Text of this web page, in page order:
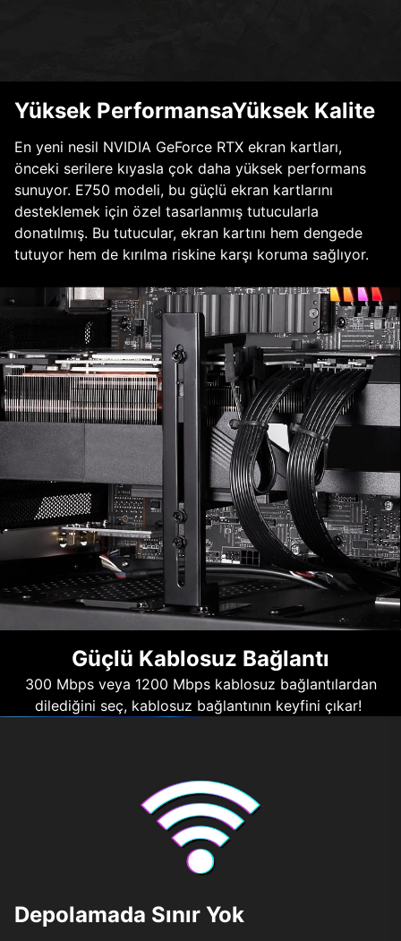
Yüksek PerformansaYüksek Kalite
En yeni nesil NVIDIA GeForce RTX ekran kartları,
önceki serilere kıyasla çok daha yüksek performans
sunuyor. E750 modeli, bu güçlü ekran kartlarını
desteklemek için özel tasarlanmış tutucularla
donatılmış. Bu tutucular, ekran kartını hem dengede
tutuyor hem de kırılma riskine karşı koruma sağlıyor.
Güçlü Kablosuz Bağlantı
300 Mbps veya 1200 Mbps kablosuz bağlantılardan
dilediğini seç, kablosuz bağlantının keyfini çıkar!
Depolamada Sınır Yok